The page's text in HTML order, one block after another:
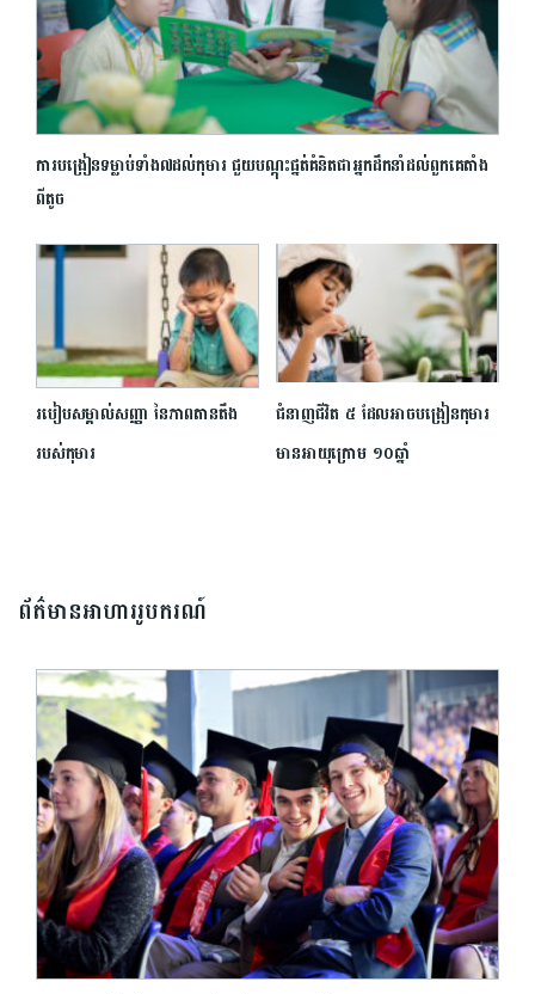
ការបង្រៀន​ទម្លាប់ទាំង៧ដល់កុមារ ជួយបណ្តុះផ្នត់គំនិតជាអ្នកដឹកនាំដល់ពួកគេតាំង
ពីតូច
របៀបសម្គាល់សញ្ញា នៃភាពតានតឹង
របស់កុមារ
ជំនាញជីវិត ៥ ដែលអាចបង្រៀនកុមារ
មានអាយុក្រោម ១០ឆ្នាំ
ព័ត៌មានអាហាររូបករណ៍